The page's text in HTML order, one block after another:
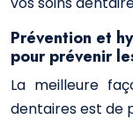
Prévention et
pour prévenir
La meilleure
dentaires est de